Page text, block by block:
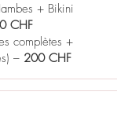
+ Bikini
CHF
complètes +
– 200 CHF